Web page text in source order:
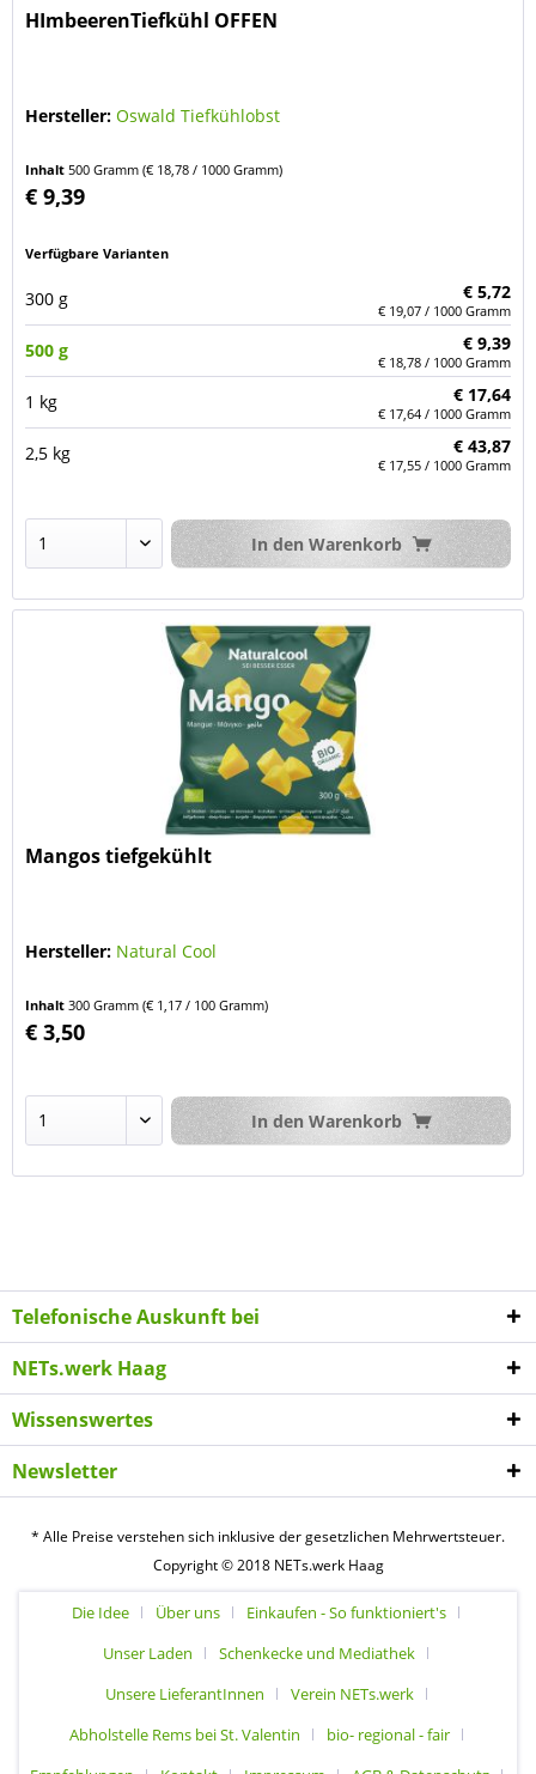
HImbeerenTiefkühl OFFEN
Hersteller: Oswald Tiefkühlobst
Inhalt 500 Gramm(€ 18,78 / 1000 Gramm)
€ 9,39
Verfügbare Varianten
300 g € 5,72
€ 19,07 / 1000 Gramm
500 g € 9,39
€ 18,78 / 1000 Gramm
1 kg € 17,64
€ 17,64 / 1000 Gramm
2,5 kg € 43,87
€ 17,55 / 1000 Gramm
In den Warenkorb
Mangos tiefgekühlt
Hersteller: Natural Cool
Inhalt300 Gramm(€ 1,17 / 100 Gramm)
€ 3,50
In den Warenkorb
Telefonische Auskunft bei
NETs.werk Haag
Wissenswertes
Newsletter
* Alle Preise verstehen sich inklusive der gesetzlichen Mehrwertsteuer.
Copyright © 2018 NETs.werk Haag
Die Idee Über uns
Einkaufen - So funktioniert's
Unser Laden
Schenkecke und Mediathek
Unsere LieferantInnen
Verein NETs.werk
Abholstelle Rems bei St. Valentin
bio- regional - fair